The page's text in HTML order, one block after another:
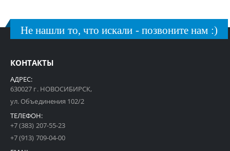
Не нашли то, что искали - позвоните нам :)
КОНТАКТЫ
АДРЕС:
630027 г. НОВОСИБИРСК,
ул. Объединения 102/2
ТЕЛЕФОН:
+7 (383) 207-55-23
+7 (913) 709-04-00